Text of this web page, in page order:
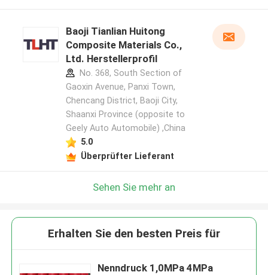
Baoji Tianlian Huitong
Composite Materials Co.,
Ltd. Herstellerprofil
No. 368, South Section of
Gaoxin Avenue, Panxi Town,
Chencang District, Baoji City,
Shaanxi Province (opposite to
Geely Auto Automobile) ,China
5.0
Überprüfter Lieferant
Sehen Sie mehr an
Erhalten Sie den besten Preis für
Nenndruck 1,0MPa 4MPa